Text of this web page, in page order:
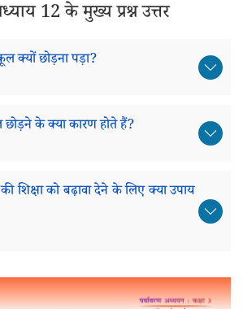
12 के मुख्य प्रश्न उत्तर
क्यों छोड़ना पड़ा?
के क्या कारण होते हैं?
शिक्षा को बढ़ावा देने के लिए क्या उपाय